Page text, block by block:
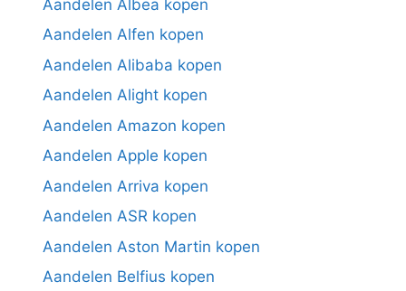
Aandelen Albea kopen
Aandelen Alfen kopen
Aandelen Alibaba kopen
Aandelen Alight kopen
Aandelen Amazon kopen
Aandelen Apple kopen
Aandelen Arriva kopen
Aandelen ASR kopen
Aandelen Aston Martin kopen
Aandelen Belfius kopen